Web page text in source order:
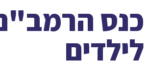
כנס
לילדים